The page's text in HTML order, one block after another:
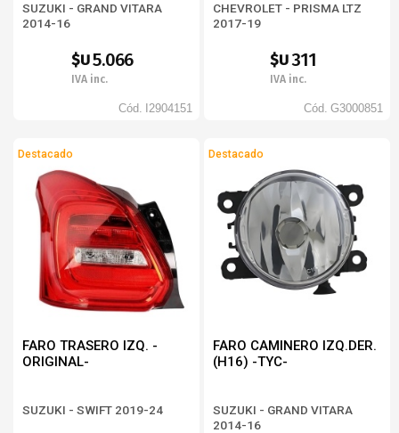
SUZUKI - GRAND VITARA
2014-16
$U5.066
IVA inc.
Cód. I2904151
CHEVROLET - PRISMA LTZ
2017-19
$U311
IVA inc.
Cód. G3000851
Destacado
FARO TRASERO IZQ. -
ORIGINAL-
SUZUKI - SWIFT 2019-24
Destacado
FARO CAMINERO IZQ.DER.
(H16) -TYC-
SUZUKI - GRAND VITARA
2014-16